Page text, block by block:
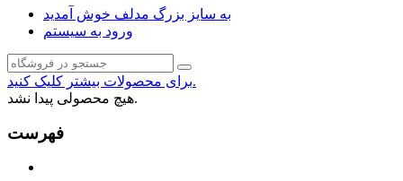
به سایز بزرگ مدلف خوش آمدید
ورود به سیستم
برای محصولات بیشتر کلیک کنید.
هیچ محصولی پیدا نشد.
فهرست